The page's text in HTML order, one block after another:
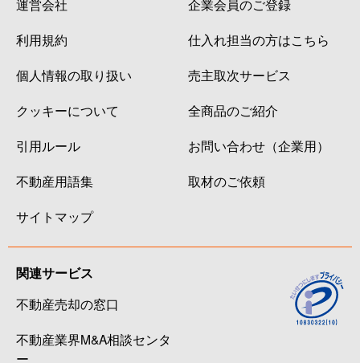
運営会社
利用規約
個人情報の取り扱い
クッキーについて
引用ルール
不動産用語集
サイトマップ
企業会員のご登録
仕入れ担当の方はこちら
売主取次サービス
全商品のご紹介
お問い合わせ（企業用）
取材のご依頼
関連サービス
不動産売却の窓口
不動産業界M&A相談センタ
ー